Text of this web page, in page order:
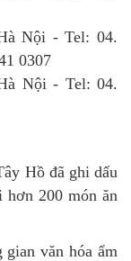
Nội - Tel: 04.
0307
Nội - Tel: 04.
Hồ đã ghi dấu
200 món ăn
văn hóa ẩm